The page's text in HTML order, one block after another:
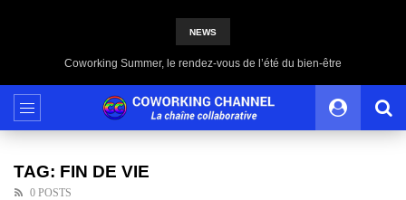
NEWS
Coworking Summer, le rendez-vous de l’été du bien-être
TAG: FIN DE VIE
0 POSTS